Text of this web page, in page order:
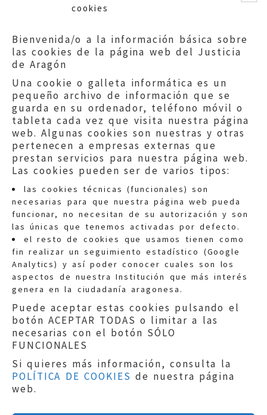
cookies
Bienvenida/o a la información básica sobre
las cookies de la página web del Justicia
de Aragón
Una cookie o galleta informática es un
pequeño archivo de información que se
guarda en su ordenador, teléfono móvil o
tableta cada vez que visita nuestra página
web. Algunas cookies son nuestras y otras
pertenecen a empresas externas que
prestan servicios para nuestra página web.
Las cookies pueden ser de varios tipos:
las cookies técnicas (funcionales) son
necesarias para que nuestra página web pueda
funcionar, no necesitan de su autorización y son
las únicas que tenemos activadas por defecto.
el resto de cookies que usamos tienen como
fin realizar un seguimiento estadístico (Google
Analytics) y así poder conocer cuales son los
aspectos de nuestra Institución que más interés
genera en la ciudadanía aragonesa.
Puede aceptar estas cookies pulsando el
botón ACEPTAR TODAS o limitar a las
necesarias con el botón SÓLO
FUNCIONALES
Si quieres más información, consulta la
POLÍTICA DE COOKIES de nuestra página
web.
Quejas:quejas@eljusticiadearagon.es
Información general:
informacion@eljusticiadearagon.es
Teléfonos:900 210 210/
Aviso legal|Política de privacidad|
Protección de Datos